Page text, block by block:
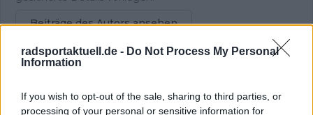
radsportaktuell.de - Do Not Process My Personal
Information
If you wish to opt-out of the sale, sharing to third parties, or
processing of your personal or sensitive information for
Beiträge des Autors ansehen